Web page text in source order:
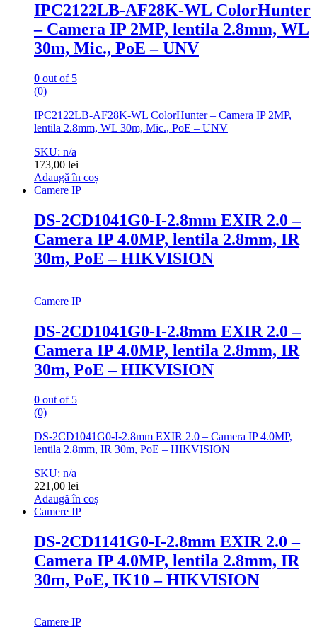
IPC2122LB-AF28K-WL ColorHunter
– Camera IP 2MP, lentila 2.8mm, WL
30m, Mic., PoE – UNV
0 out of 5
(0)
IPC2122LB-AF28K-WL ColorHunter – Camera IP 2MP,
lentila 2.8mm, WL 30m, Mic., PoE – UNV
SKU: n/a
173,00 lei
Adaugă în coș
Camere IP
DS-2CD1041G0-I-2.8mm EXIR 2.0 –
Camera IP 4.0MP, lentila 2.8mm, IR
30m, PoE – HIKVISION
Camere IP
DS-2CD1041G0-I-2.8mm EXIR 2.0 –
Camera IP 4.0MP, lentila 2.8mm, IR
30m, PoE – HIKVISION
0 out of 5
(0)
DS-2CD1041G0-I-2.8mm EXIR 2.0 – Camera IP 4.0MP,
lentila 2.8mm, IR 30m, PoE – HIKVISION
SKU: n/a
221,00 lei
Adaugă în coș
Camere IP
DS-2CD1141G0-I-2.8mm EXIR 2.0 –
Camera IP 4.0MP, lentila 2.8mm, IR
30m, PoE, IK10 – HIKVISION
Camere IP